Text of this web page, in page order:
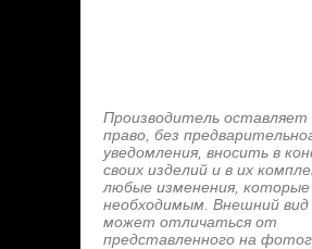
Производитель оставляет
право, без
уведомления, вносить в
своих изделий и в их
любые изменения,
необходимым. Внешний вид
может отличаться от
представленного на